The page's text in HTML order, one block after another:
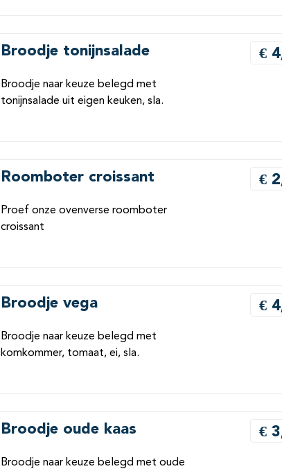
Broodje tonijnsalade
Broodje naar keuze belegd met
tonijnsalade uit eigen keuken, sla.
€
Roomboter croissant
Proef onze ovenverse roomboter
croissant
€
Broodje vega
Broodje naar keuze belegd met
komkommer, tomaat, ei, sla.
€
Broodje oude kaas
Broodje naar keuze belegd met oude
€